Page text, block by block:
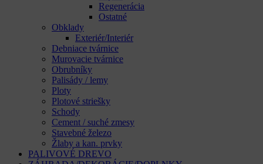
Regenerácia
Ostatné
Obklady
Exteriér/Interiér
Debniace tvárnice
Murovacie tvárnice
Obrubníky
Palisády / lemy
Ploty
Plotové striešky
Schody
Cement / suché zmesy
Stavebné železo
Žlaby a kan. prvky
PALIVOVÉ DREVO